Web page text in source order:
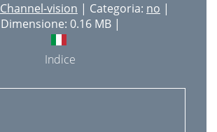
Channel-vision | Categoria: no |
Dimensione: 0.16 MB |
Indice